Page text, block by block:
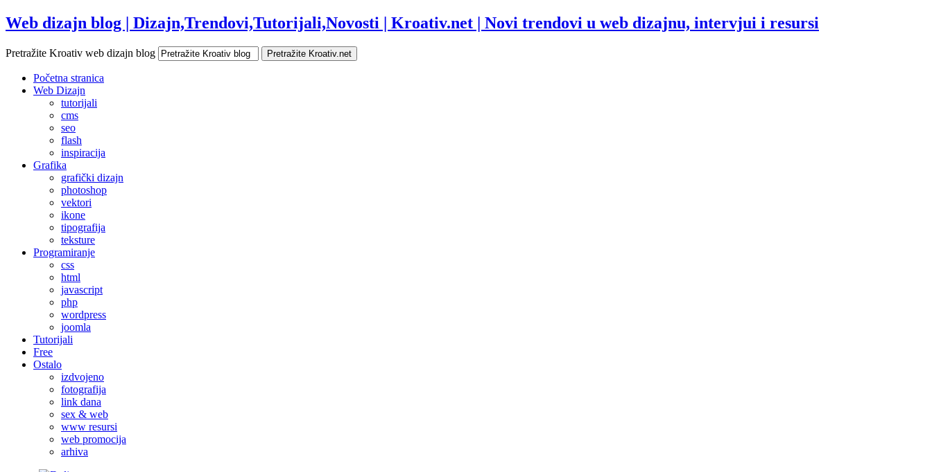
Web dizajn blog | Dizajn,Trendovi,Tutorijali,Novosti | Kroativ.net | Novi trendovi u web dizajnu, intervjui i resursi
Pretražite Kroativ web dizajn blog
Početna stranica
Web Dizajn
tutorijali
cms
seo
flash
inspiracija
Grafika
grafički dizajn
photoshop
vektori
ikone
tipografija
teksture
Programiranje
css
html
javascript
php
wordpress
joomla
Tutorijali
Free
Ostalo
izdvojeno
fotografija
link dana
sex & web
www resursi
web promocija
arhiva